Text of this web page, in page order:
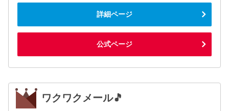
詳細ページ
公式ページ
ワクワクメール🎵